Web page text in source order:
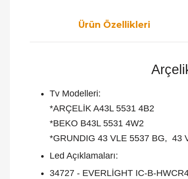
Ürün Özellikleri
Tv Modelleri:
*ARÇELİK A43L 5531 4B2
*BEKO B43L 5531 4W2
*GRUNDIG 43 VLE 5537 BG, 43
Led Açıklamaları:
34727 - EVERLİGHT IC-B-